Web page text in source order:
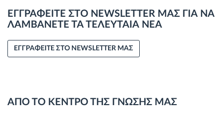
ΕΓΓΡΑΦΕΙΤΕ ΣΤΟ NEWSLETTER ΜΑΣ ΓΙΑ ΝΑ
ΛΑΜΒΑΝΕΤΕ ΤΑ ΤΕΛΕΥΤΑΙΑ ΝΕΑ
ΕΓΓΡΑΦΕΙΤΕ ΣΤΟ NEWSLETTER ΜΑΣ
ΑΠΟ ΤΟ ΚΕΝΤΡΟ ΤΗΣ ΓΝΩΣΗΣ ΜΑΣ